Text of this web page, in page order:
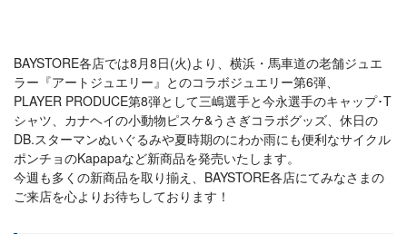
BAYSTORE各店では8月8日(火)より、横浜・馬車道の老舗ジュエ
ラー『アートジュエリー』とのコラボジュエリー第6弾、
PLAYER PRODUCE第8弾として三嶋選手と今永選手のキャップ･T
シャツ、カナヘイの小動物ピスケ&うさぎコラボグッズ、休日の
DB.スターマンぬいぐるみや夏時期のにわか雨にも便利なサイクル
ポンチョのKapapaなど新商品を発売いたします。
今週も多くの新商品を取り揃え、BAYSTORE各店にてみなさまの
ご来店を心よりお待ちしております！